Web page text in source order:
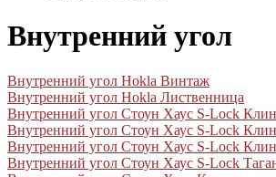
Внутренний угол
Внутренний угол Hokla Винтаж
Внутренний угол Hokla Лиственница
Внутренний угол Стоун Хаус S-Lock
Внутренний угол Стоун Хаус S-Lock
Внутренний угол Стоун Хаус S-Lock
Внутренний угол Стоун Хаус S-Lock